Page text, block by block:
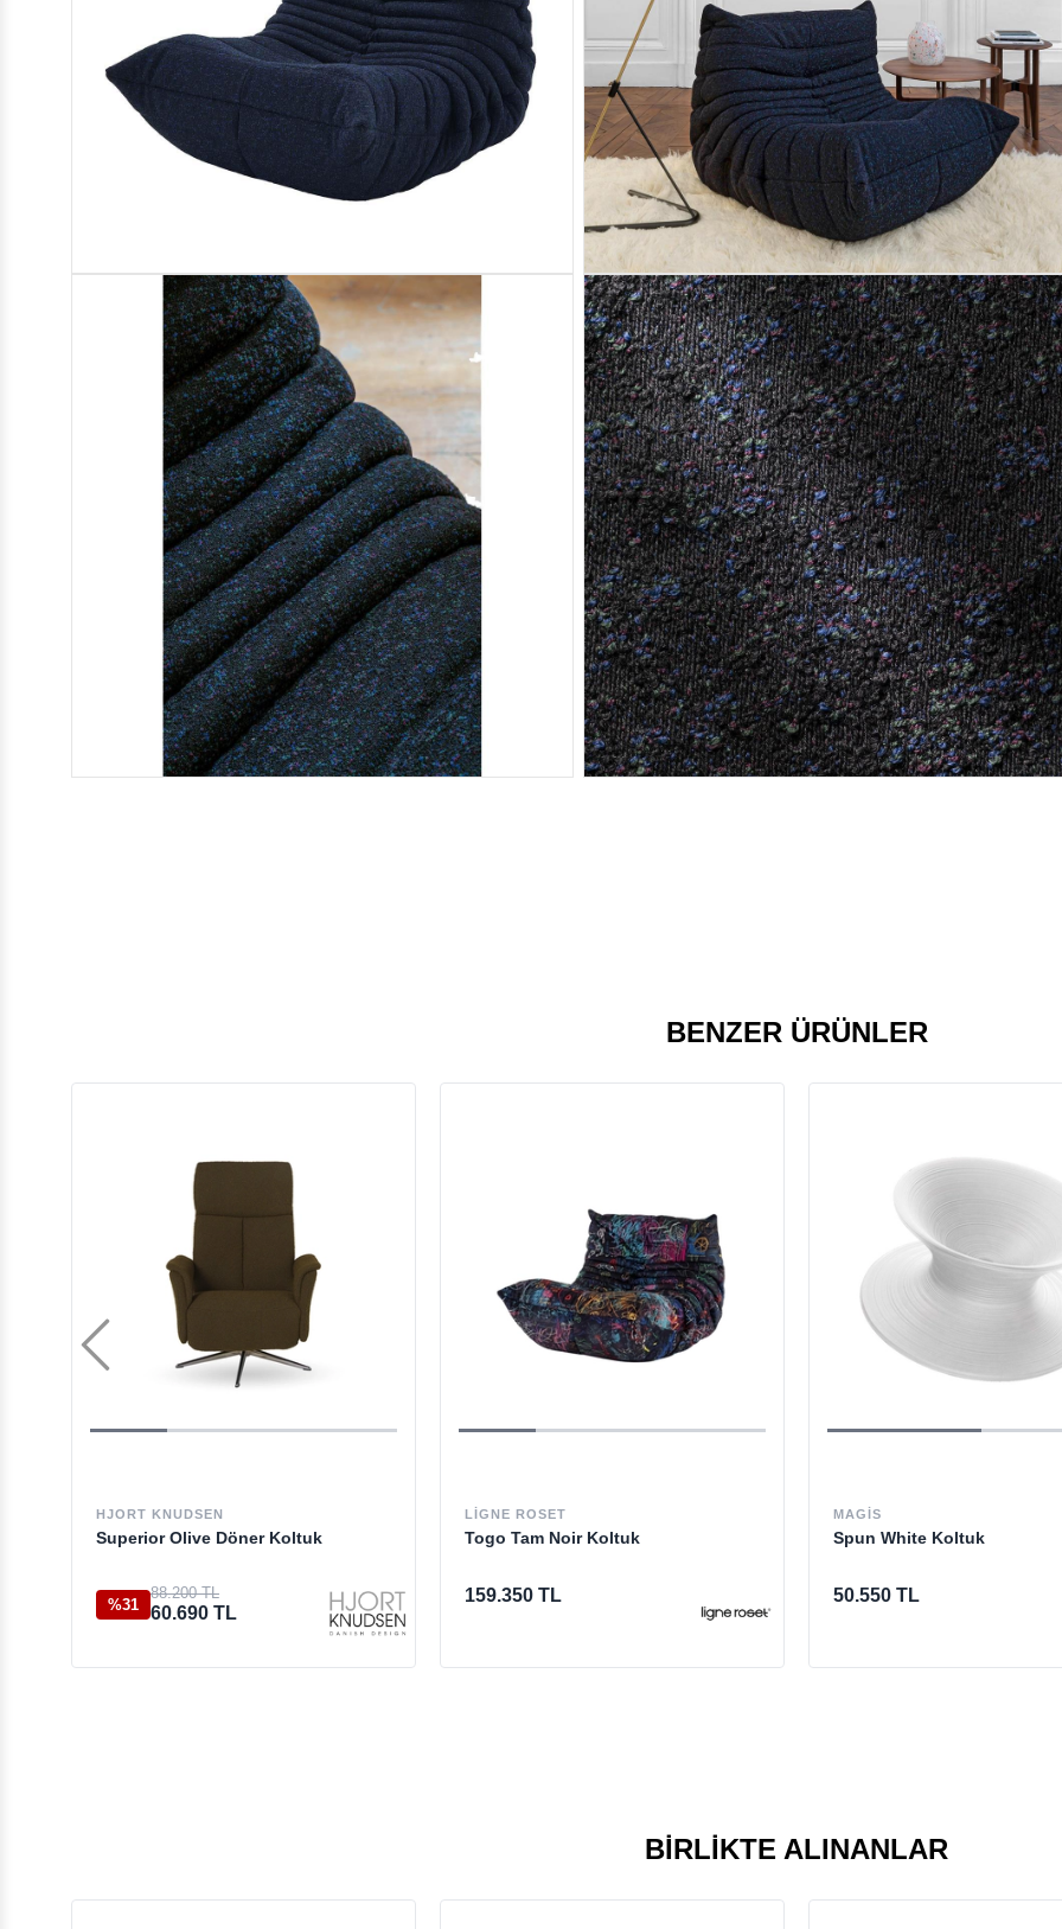
BENZER ÜRÜNLER
HJORT KNUDSEN
Superior Olive Döner Koltuk
%31
88.200 TL
60.690 TL
LIGNE ROSET
Togo Tam Noir Koltuk
159.350 TL
MAGIS
Spun White Koltuk
50.550 TL
BIRLIKTE ALINANLAR